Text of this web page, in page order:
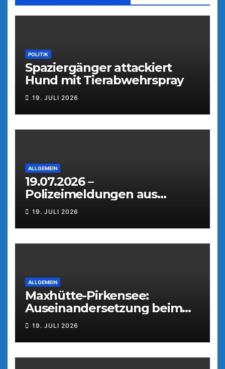
POLITIK
Spaziergänger attackiert
Hund mit Tierabwehrspray
19. JULI 2026
ALLGEMEIN
19.07.2026 –
Polizeimeldungen aus
Weiden
19. JULI 2026
ALLGEMEIN
Maxhütte-Pirkensee:
Auseinandersetzung beim
Parkfest
19. JULI 2026